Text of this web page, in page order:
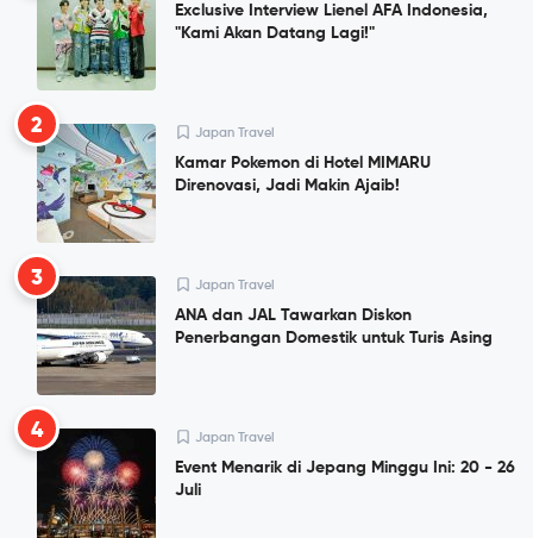
Exclusive Interview Lienel AFA Indonesia,
"Kami Akan Datang Lagi!"
2 Japan Travel
Kamar Pokemon di Hotel MIMARU
Direnovasi, Jadi Makin Ajaib!
3 Japan Travel
ANA dan JAL Tawarkan Diskon
Penerbangan Domestik untuk Turis Asing
4 Japan Travel
Event Menarik di Jepang Minggu Ini: 20 - 26
Juli